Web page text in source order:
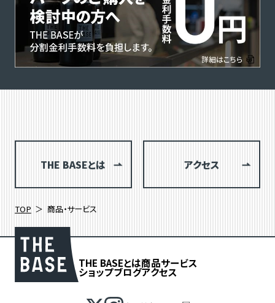
THE BASEとは アクセス
TOP 商品・サービス
THE BASEとは商品サービス
ショップブログアクセス